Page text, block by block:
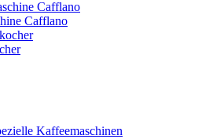
Cafflano
Kaffeemaschinen